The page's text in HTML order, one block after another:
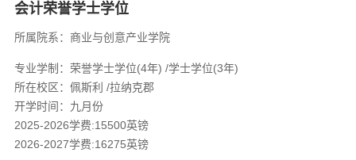
会计荣誉学士学位
所属院系：商业与创意产业学院
专业学制：荣誉学士学位(4年) /学士学位(3年)
所在校区：佩斯利 /拉纳克郡
开学时间：九月份
2025-2026学费:15500英镑
2026-2027学费:16275英镑